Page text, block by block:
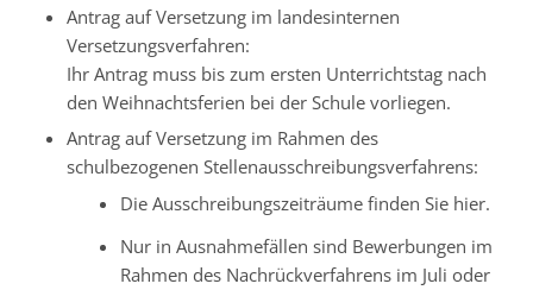
Antrag auf Versetzung im landesinternen
Versetzungsverfahren:
Ihr Antrag muss bis zum ersten Unterrichtstag nach
den Weihnachtsferien bei der Schule vorliegen.
Antrag auf Versetzung im Rahmen des
schulbezogenen Stellenausschreibungsverfahrens:
Die Ausschreibungszeiträume finden Sie hier.
Nur in Ausnahmefällen sind Bewerbungen im
Rahmen des Nachrückverfahrens im Juli oder